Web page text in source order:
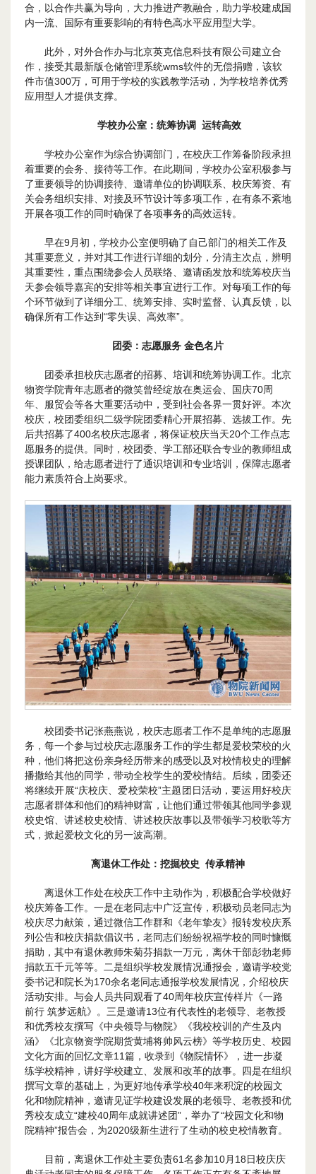
合，以合作共赢为导向，大力推进产教融合，助力学校建成国
内一流、国际有重要影响的有特色高水平应用型大学。
此外，对外合作办与北京英克信息科技有限公司建立合
作，接受其最新版仓储管理系统wms软件的无偿捐赠，该软
件市值300万，可用于学校的实践教学活动，为学校培养优秀
应用型人才提供支撑。
学校办公室： 统筹协调 运转高效
学校办公室作为综合协调部门，在校庆工作筹备阶段承担
着重要的会务、接待等工作。在此期间，学校办公室积极参与
了重要领导的协调接待、邀请单位的协调联系、校庆筹资、有
关会务组织安排、对接及环节设计等多项工作，在有条不紊地
开展各项工作的同时确保了各项事务的高效运转。
早在9月初，学校办公室便明确了自己部门的相关工作及
其重要意义，并对其工作进行详细的划分，分清主次点，辨明
其重要性，重点围绕参会人员联络、邀请函发放和统筹校庆当
天参会领导嘉宾的安排等相关事宜进行工作。对每项工作的每
个环节做到了详细分工、统筹安排、实时监督、认真反馈，以
确保所有工作达到“零失误、高效率”。
团委：志愿服务 金色名片
团委承担校庆志愿者的招募、培训和统筹协调工作。北京
物资学院青年志愿者的微笑曾经绽放在奥运会、国庆70周
年、服贸会等各大重要活动中，受到社会各界一贯好评。本次
校庆，校团委组织二级学院团委精心开展招募、选拔工作。先
后共招募了400名校庆志愿者，将保证校庆当天20个工作点志
愿服务的提供。同时，校团委、学工部还联合专业的教师组成
授课团队，给志愿者进行了通识培训和专业培训，保障志愿者
能力素质符合上岗要求。
校团委书记张燕燕说，校庆志愿者工作不是单纯的志愿服
务，每一个参与过校庆志愿服务工作的学生都是爱校荣校的火
种，他们将把这份亲身经历带来的感受以及对校情校史的理解
播撒给其他的同学，带动全校学生的爱校情结。后续，团委还
将继续开展“庆校庆、爱校荣校”主题团日活动，要运用好校庆
志愿者群体和他们的精神财富，让他们通过带领其他同学参观
校史馆、讲述校史校情、讲述校庆故事以及带领学习校歌等方
式，掀起爱校文化的另一波高潮。
离退休工作处 ： 挖掘校史 传承精神
离退休工作处在校庆工作中主动作为，积极配合学校做好
校庆筹备工作。一是在老同志中广泛宣传，积极动员老同志为
校庆尽力献策，通过微信工作群和《老年挚友》报转发校庆系
列公告和校庆捐款倡议书，老同志们纷纷祝福学校的同时慷慨
捐助，其中有退休教师朱菊芬捐款一万元，离休干部彭勃老师
捐款五千元等等。二是组织学校发展情况通报会，邀请学校党
委书记和院长为170余名老同志通报学校发展情况，介绍校庆
活动安排。与会人员共同观看了40周年校庆宣传样片《一路
前行 筑梦远航》。三是邀请13位有代表性的老领导、老教授
和优秀校友撰写《中央领导与物院》《我校校训的产生及内
涵》《北京物资学院期货黄埔将帅风云榜》等学校历史、校园
文化方面的回忆文章11篇，收录到《物院情怀》，进一步凝
练学校精神，讲好学校建立、发展和改革的故事。四是在组织
撰写文章的基础上，为更好地传承学校40年来积淀的校园文
化和物院精神，邀请见证学校建设发展的老领导、老教授和优
秀校友成立“建校40周年成就讲述团”，举办了“校园文化和物
院精神”报告会，为2020级新生进行了生动的校史校情教育。
目前，离退休工作处主要负责61名参加10月18日校庆庆